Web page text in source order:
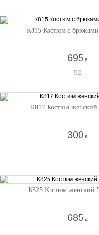
К815 Костюм с
695 a
52
К817 Костюм
300 a
К825 Костюм женский
685 a